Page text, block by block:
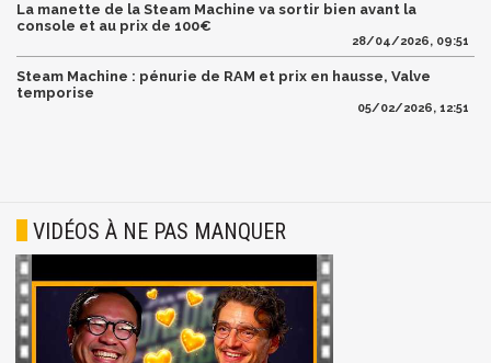
La manette de la Steam Machine va sortir bien avant la
console et au prix de 100€
28/04/2026, 09:51
Steam Machine : pénurie de RAM et prix en hausse, Valve
temporise
05/02/2026, 12:51
VIDÉOS À NE PAS MANQUER